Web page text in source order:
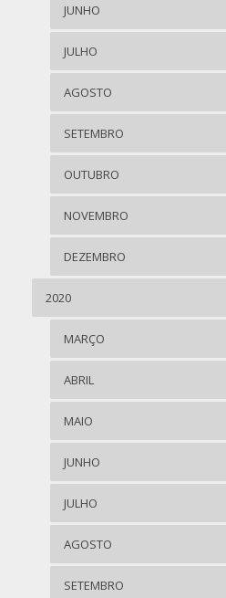
JUNHO
JULHO
AGOSTO
SETEMBRO
OUTUBRO
NOVEMBRO
DEZEMBRO
2020
MARÇO
ABRIL
MAIO
JUNHO
JULHO
AGOSTO
SETEMBRO